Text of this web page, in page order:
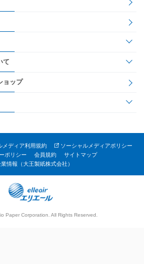
て
ョップ
メディア利用規約
ソーシャルメディアポリシー
ポリシー
会員規約
サイトマップ
情報（大王製紙株式会社）
Paper Corporation. All Rights Reserved.